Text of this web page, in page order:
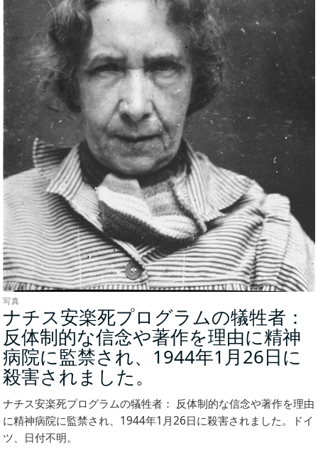
写真
ナチス安楽死プログラムの犠牲者：
反体制的な信念や著作を理由に精神
病院に監禁され、1944年1月26日に
殺害されました。
真)
ナチス安楽死プログラムの犠牲者： 反体制的な信念や著作を理由
に精神病院に監禁され、1944年1月26日に殺害されました。ドイ
ツ、日付不明。